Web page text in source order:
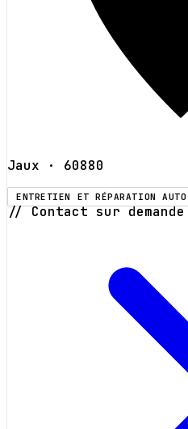
Jaux · 60880
ENTRETIEN ET RÉPARATION AUTO
// Contact sur demande